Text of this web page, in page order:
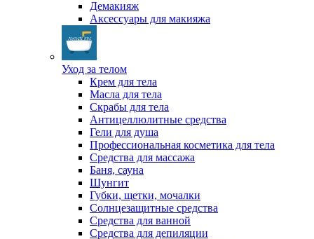
Демакияж
Аксессуары для макияжа
Уход за телом
Крем для тела
Масла для тела
Скрабы для тела
Антицеллюлитные средства
Гели для душа
Профессиональная косметика для тела
Средства для массажа
Баня, сауна
Шунгит
Губки, щетки, мочалки
Солнцезащитные средства
Средства для ванной
Средства для депиляции